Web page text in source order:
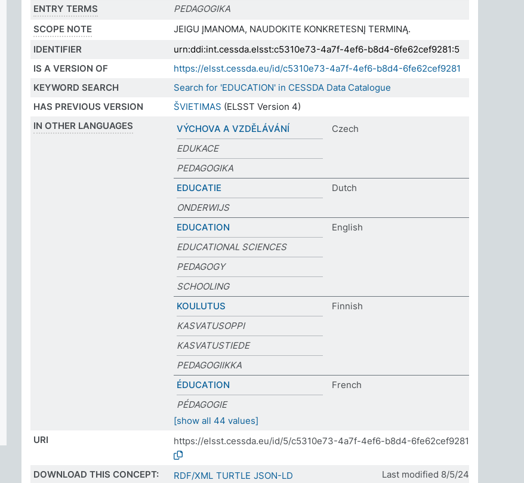
ENTRY TERMS
PEDAGOGIKA
SCOPE NOTE
JEIGU ĮMANOMA, NAUDOKITE KONKRETESNĮ TERMINĄ.
IDENTIFIER
urn:ddi:int.cessda.elsst:c5310e73-4a7f-4ef6-b8d4-6fe62cef9281:5
IS A VERSION OF
https://elsst.cessda.eu/id/c5310e73-4a7f-4ef6-b8d4-6fe62cef9281
KEYWORD SEARCH
Search for 'EDUCATION' in CESSDA Data Catalogue
HAS PREVIOUS VERSION
ŠVIETIMAS (ELSST Version 4)
IN OTHER LANGUAGES
VÝCHOVA A VZDĚLÁVÁNÍ
Czech
EDUKACE
PEDAGOGIKA
EDUCATIE
Dutch
ONDERWIJS
EDUCATION
English
EDUCATIONAL SCIENCES
PEDAGOGY
SCHOOLING
KOULUTUS
Finnish
KASVATUSOPPI
KASVATUSTIEDE
PEDAGOGIIKKA
ÉDUCATION
French
PÉDAGOGIE
[show all 44 values]
URI
https://elsst.cessda.eu/id/5/c5310e73-4a7f-4ef6-b8d4-6fe62cef9281
DOWNLOAD THIS CONCEPT: RDF/XML TURTLE JSON-LD Last modified 8/5/24